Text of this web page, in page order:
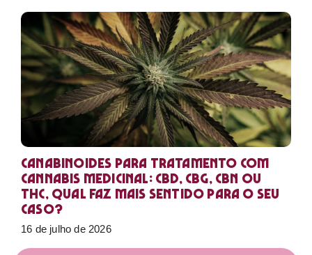
Canabinoides para tratamento com
cannabis medicinal: CBD, CBG, CBN ou
THC, qual faz mais sentido para o seu
caso?
16 de julho de 2026